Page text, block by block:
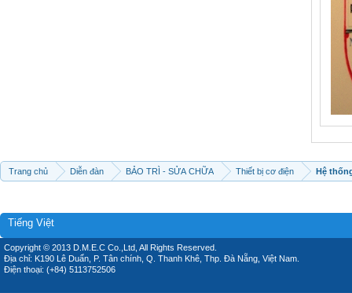
Trang chủ Diễn đàn BẢO TRÌ - SỬA CHỮA Thiết bị cơ điện Hệ
Tiếng Việt
Copyright © 2013 D.M.E.C Co.,Ltd, All Rights Reserved.
Địa chỉ: K190 Lê Duẩn, P. Tân chính, Q. Thanh Khê, Thp. Đà Nẵng, Việt Nam.
Điện thoại: (+84) 5113752506